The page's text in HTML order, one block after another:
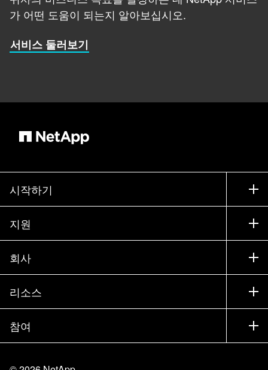
가 어떤 도움이 되는지 알아보십시오.
서비스 둘러보기
시작하기
구입 방법
세일즈 팀 연락처
파트너 찾기
경영진 브리핑
제품 소개
지원
지원
교육
설명서
커뮤니티
알아보기
회사
회사
파트너
채용
리소스
뉴스룸
이벤트
블로그
참여